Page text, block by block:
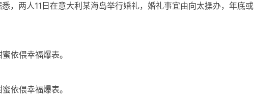
，两人11日在意大利某海岛举行婚礼，婚礼事宜由向太操办，年底或
依偎幸福爆表。
依偎幸福爆表。